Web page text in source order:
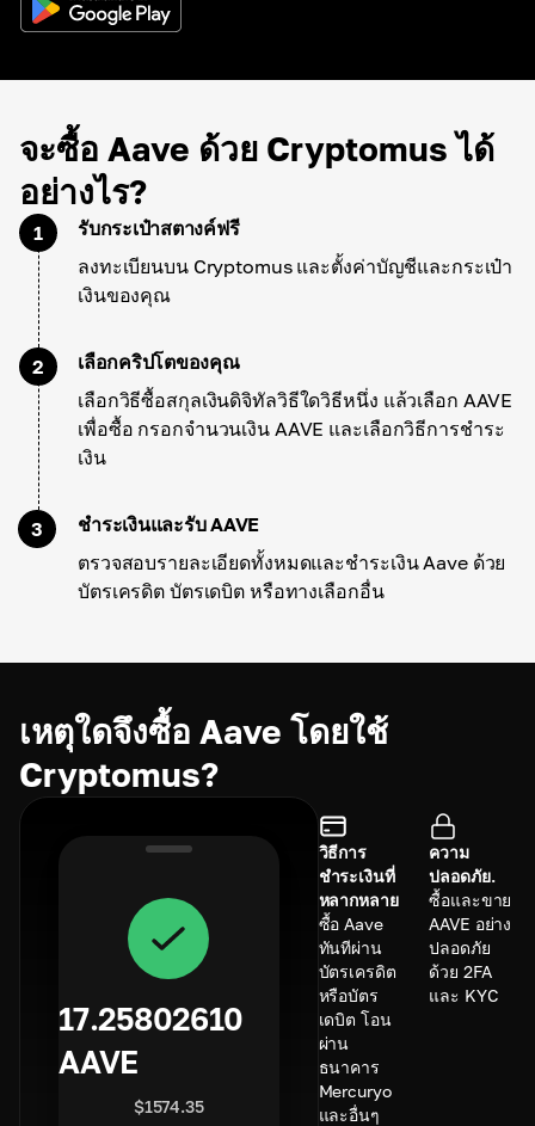
จะซื้อ Aave ด้วย Cryptomus ได้
อย่างไร?
1
รับกระเป๋าสตางค์ฟรี
ลงทะเบียนบน Cryptomus และตั้งค่าบัญชีและกระเป๋า
เงินของคุณ
2
เลือกคริปโตของคุณ
เลือกวิธีซื้อสกุลเงินดิจิทัลวิธีใดวิธีหนึ่ง แล้วเลือก AAVE
เพื่อซื้อ กรอกจำนวนเงิน AAVE และเลือกวิธีการชำระ
เงิน
3
ชำระเงินและรับ AAVE
ตรวจสอบรายละเอียดทั้งหมดและชำระเงิน Aave ด้วย
บัตรเครดิต บัตรเดบิต หรือทางเลือกอื่น
เหตุใดจึงซื้อ Aave โดยใช้
Cryptomus?
17.25802610
AAVE
$1574.35
วิธีการ
ชำระเงินที่
หลากหลาย
ซื้อ Aave
ทันทีผ่าน
บัตรเครดิต
หรือบัตร
เดบิต โอน
ผ่าน
ธนาคาร
Mercuryo
และอื่นๆ
ความ
ปลอดภัย.
ซื้อและขาย
AAVE อย่าง
ปลอดภัย
ด้วย 2FA
และ KYC